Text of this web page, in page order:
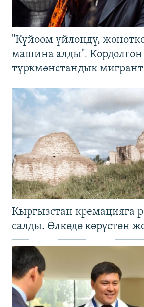
"Күйөөм үйлөндү,
машина алды". Кордолгон
түркмөнстандык мигрант
Кыргызстан кремацияга
салды. Өлкөдө көрүстөн